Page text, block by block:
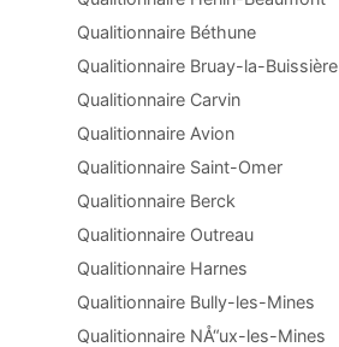
Qualitionnaire Béthune
Qualitionnaire Bruay-la-Buissière
Qualitionnaire Carvin
Qualitionnaire Avion
Qualitionnaire Saint-Omer
Qualitionnaire Berck
Qualitionnaire Outreau
Qualitionnaire Harnes
Qualitionnaire Bully-les-Mines
Qualitionnaire NÅ“ux-les-Mines